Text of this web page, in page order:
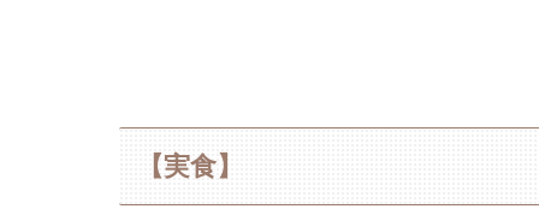
【実食】